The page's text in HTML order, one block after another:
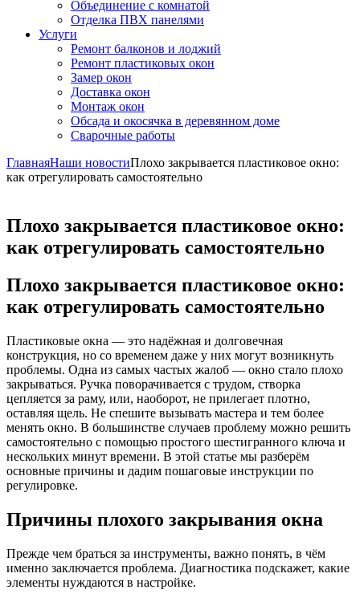
Объединение с комнатой
Отделка ПВХ панелями
Услуги
Ремонт балконов и лоджий
Ремонт пластиковых окон
Замер окон
Доставка окон
Монтаж окон
Обсада и окосячка в деревянном доме
Сварочные работы
ГлавнаяНаши новостиПлохо закрывается пластиковое окно:
как отрегулировать самостоятельно
Плохо закрывается пластиковое окно:
как отрегулировать самостоятельно
Плохо закрывается пластиковое окно:
как отрегулировать самостоятельно
Пластиковые окна — это надёжная и долговечная
конструкция, но со временем даже у них могут возникнуть
проблемы. Одна из самых частых жалоб — окно стало плохо
закрываться. Ручка поворачивается с трудом, створка
цепляется за раму, или, наоборот, не прилегает плотно,
оставляя щель. Не спешите вызывать мастера и тем более
менять окно. В большинстве случаев проблему можно решить
самостоятельно с помощью простого шестигранного ключа и
нескольких минут времени. В этой статье мы разберём
основные причины и дадим пошаговые инструкции по
регулировке.
Причины плохого закрывания окна
Прежде чем браться за инструменты, важно понять, в чём
именно заключается проблема. Диагностика подскажет, какие
элементы нуждаются в настройке.